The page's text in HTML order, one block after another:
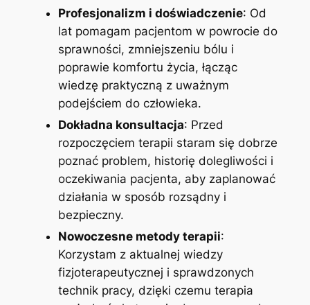
Profesjonalizm i doświadczenie: Od
lat pomagam pacjentom w powrocie do
sprawności, zmniejszeniu bólu i
poprawie komfortu życia, łącząc
wiedzę praktyczną z uważnym
podejściem do człowieka.
Dokładna konsultacja: Przed
rozpoczęciem terapii staram się dobrze
poznać problem, historię dolegliwości i
oczekiwania pacjenta, aby zaplanować
działania w sposób rozsądny i
bezpieczny.
Nowoczesne metody terapii:
Korzystam z aktualnej wiedzy
fizjoterapeutycznej i sprawdzonych
technik pracy, dzięki czemu terapia